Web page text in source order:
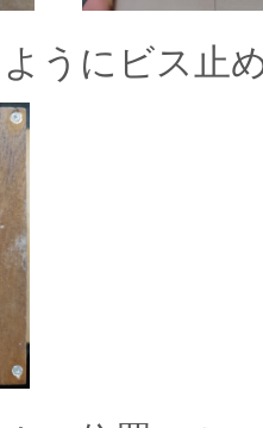
うにビス止